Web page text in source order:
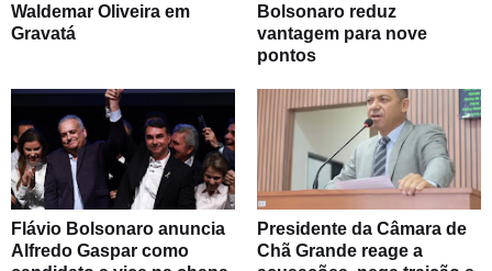
Waldemar Oliveira em
Gravatá
Bolsonaro reduz
vantagem para nove
pontos
Flávio Bolsonaro anuncia
Alfredo Gaspar como
Presidente da Câmara de
Chã Grande reage a